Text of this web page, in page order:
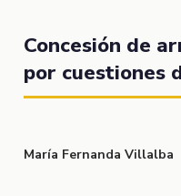
Concesión de
por cuestiones
María Fernanda Villalba